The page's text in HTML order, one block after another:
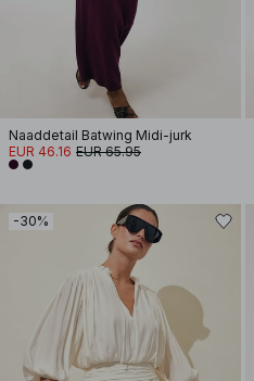
Naaddetail Batwing Midi-jurk
EUR 46.16 EUR 65.95
-30%